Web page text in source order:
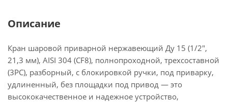
конструкции и материалам изготовления кран
агрессивным средам, что делает его надёжным и
долговечным запорным устройством.
Описание
Кран шаровой приварной нержавеющий Ду 15 (1/2",
21,3 мм), AISI 304 (CF8), полнопроходной, трехсоставной
(3PC), разборный, с блокировкой ручки, под приварку,
удлиненный, без площадки под привод — это
высококачественное и надежное устройство,